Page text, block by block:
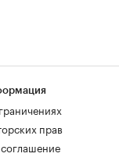
прав
соглашение